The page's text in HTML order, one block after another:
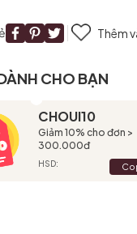
Thêm
CHO BẠN
CHOUI10
Giảm 10% cho đơn >
300.000đ
HSD: